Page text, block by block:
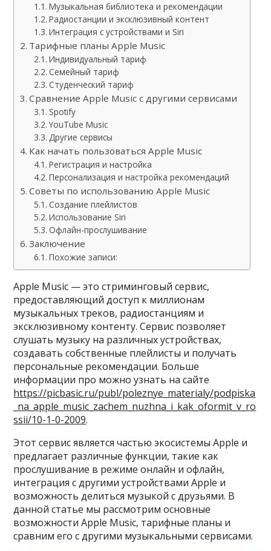
Музыкальная библиотека и рекомендации
Радиостанции и эксклюзивный контент
Интеграция с устройствами и Siri
Тарифные планы Apple Music
Индивидуальный тариф
Семейный тариф
Студенческий тариф
Сравнение Apple Music с другими сервисами
Spotify
YouTube Music
Другие сервисы
Как начать пользоваться Apple Music
Регистрация и настройка
Персонализация и настройка рекомендаций
Советы по использованию Apple Music
Создание плейлистов
Использование Siri
Офлайн-прослушивание
Заключение
Похожие записи:
Apple Music — это стриминговый сервис,
предоставляющий доступ к миллионам
музыкальных треков, радиостанциям и
эксклюзивному контенту. Сервис позволяет
слушать музыку на различных устройствах,
создавать собственные плейлисты и получать
персональные рекомендации. Больше
информации про можно узнать на сайте
https://picbasic.ru/publ/poleznye_materialy/podpiska
_na_apple_music_zachem_nuzhna_i_kak_oformit_v_ro
ssii/10-1-0-2009.
Этот сервис является частью экосистемы Apple и
предлагает различные функции, такие как
прослушивание в режиме онлайн и офлайн,
интеграция с другими устройствами Apple и
возможность делиться музыкой с друзьями. В
данной статье мы рассмотрим основные
возможности Apple Music, тарифные планы и
сравним его с другими музыкальными сервисами.